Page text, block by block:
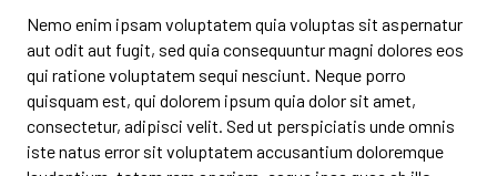
Nemo enim ipsam voluptatem quia voluptas sit aspernatur
aut odit aut fugit, sed quia consequuntur magni dolores eos
qui ratione voluptatem sequi nesciunt. Neque porro
quisquam est, qui dolorem ipsum quia dolor sit amet,
consectetur, adipisci velit. Sed ut perspiciatis unde omnis
iste natus error sit voluptatem accusantium doloremque